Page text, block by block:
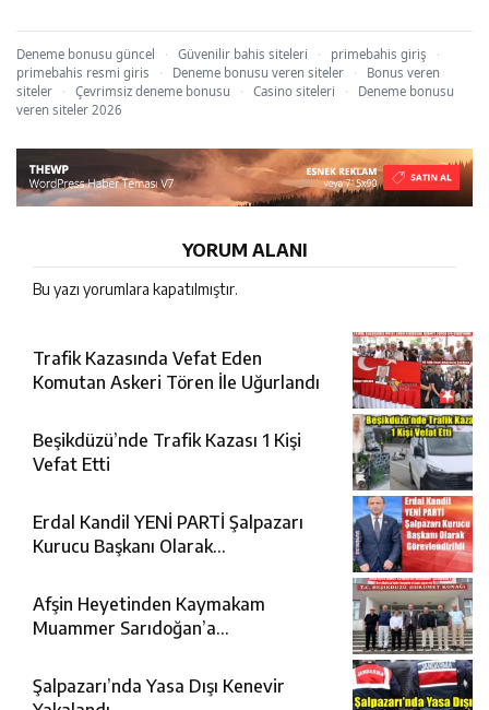
Deneme bonusu güncel · Güvenilir bahis siteleri · primebahis giriş
·
primebahis resmi giris
· Deneme bonusu veren siteler ·
Bonus veren
siteler
· Çevrimsiz deneme bonusu · Casino siteleri ·
Deneme bonusu
veren siteler 2026
YORUM ALANI
Bu yazı yorumlara kapatılmıştır.
Trafik Kazasında Vefat Eden
Komutan Askeri Tören İle Uğurlandı
Beşikdüzü’nde Trafik Kazası 1 Kişi
Vefat Etti
Erdal Kandil YENİ PARTİ Şalpazarı
Kurucu Başkanı Olarak
Afşin Heyetinden Kaymakam
Muammer Sarıdoğan’a
Şalpazarı’nda Yasa Dışı Kenevir